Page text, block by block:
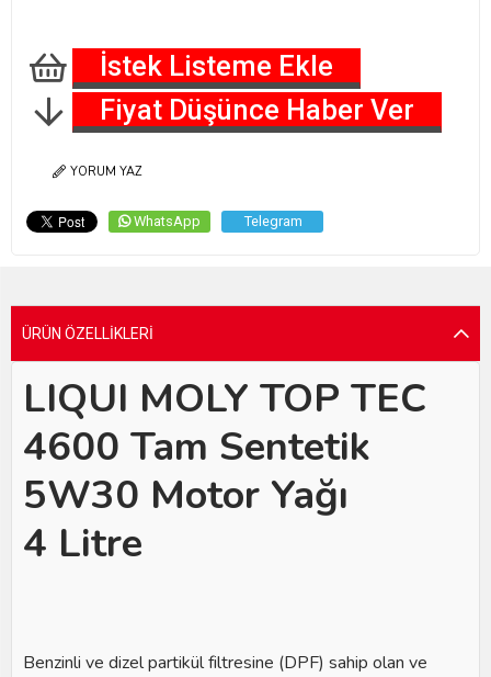
İstek Listeme Ekle
Fiyat Düşünce Haber Ver
YORUM YAZ
WhatsApp Telegram
ÜRÜN ÖZELLIKLERI
LIQUI MOLY TOP TEC
4600 Tam Sentetik
5W30 Motor Yağı
4 Litre
Benzinli ve dizel partikül filtresine (DPF) sahip olan ve